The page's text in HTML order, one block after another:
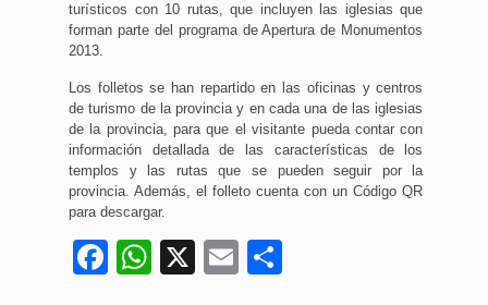
turísticos con 10 rutas, que incluyen las iglesias que
forman parte del programa de Apertura de Monumentos
2013.
Los folletos se han repartido en las oficinas y centros
de turismo de la provincia y en cada una de las iglesias
de la provincia, para que el visitante pueda contar con
información detallada de las características de los
templos y las rutas que se pueden seguir por la
provincia. Además, el folleto cuenta con un Código QR
para descargar.
Facebook
WhatsApp
X Email